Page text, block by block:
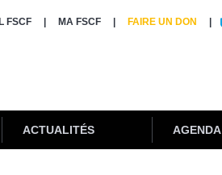
FSCF MA FSCF FAIRE UN DON
ACTUALITÉS AGENDA